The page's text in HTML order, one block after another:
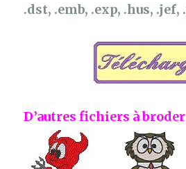
.dst, .emb, .exp, .hus, .jef,
D’autres fichiers à